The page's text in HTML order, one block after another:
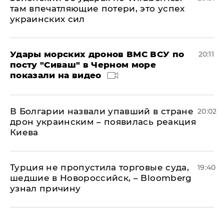
там впечатляющие потери, это успех
украинских сил
Удары морских дронов ВМС ВСУ по
посту "Сиваш" в Черном море
показали на видео
20:11
В Болгарии назвали упавший в стране
дрон украинским – появилась реакция
Киева
20:02
Турция не пропустила торговые суда,
шедшие в Новороссийск, – Bloomberg
узнал причину
19:40